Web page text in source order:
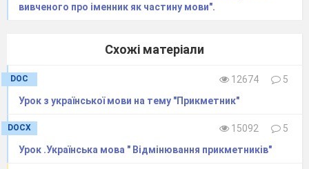
Дівчата ліпити вареники і співають
єсть в лісі калина, (Двічі)
Калина-калина,
Комарики-дзюбрики, калина.
Там стояла дівчина, (Двічі)
Дівчина
Комарики-дзюбрики,
вивченого про іменник як частину мови".
Схожі матеріали
DOC 12674
5
Урок з української мови на тему "Прикметник"
DOCX 15092
5
Урок .Українська мова " Відмінювання прикметників"